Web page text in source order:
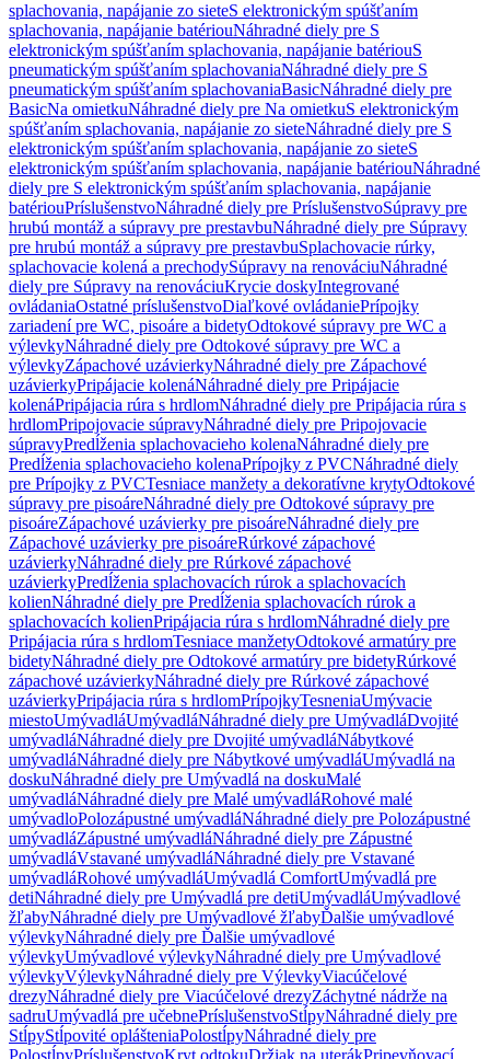
splachovania, napájanie zo sieteS elektronickým spúšťaním
splachovania, napájanie batériouNáhradné diely pre S
elektronickým spúšťaním splachovania, napájanie batériouS
pneumatickým spúšťaním splachovaniaNáhradné diely pre S
pneumatickým spúšťaním splachovaniaBasicNáhradné diely pre
BasicNa omietkuNáhradné diely pre Na omietkuS elektronickým
spúšťaním splachovania, napájanie zo sieteNáhradné diely pre S
elektronickým spúšťaním splachovania, napájanie zo sieteS
elektronickým spúšťaním splachovania, napájanie batériouNáhradné
diely pre S elektronickým spúšťaním splachovania, napájanie
batériouPríslušenstvoNáhradné diely pre PríslušenstvoSúpravy pre
hrubú montáž a súpravy pre prestavbuNáhradné diely pre Súpravy
pre hrubú montáž a súpravy pre prestavbuSplachovacie rúrky,
splachovacie kolená a prechodySúpravy na renováciuNáhradné
diely pre Súpravy na renováciuKrycie doskyIntegrované
ovládaniaOstatné príslušenstvoDiaľkové ovládaniePrípojky
zariadení pre WC, pisoáre a bidetyOdtokové súpravy pre WC a
výlevkyNáhradné diely pre Odtokové súpravy pre WC a
výlevkyZápachové uzávierkyNáhradné diely pre Zápachové
uzávierkyPripájacie kolenáNáhradné diely pre Pripájacie
kolenáPripájacia rúra s hrdlomNáhradné diely pre Pripájacia rúra s
hrdlomPripojovacie súpravyNáhradné diely pre Pripojovacie
súpravyPredĺženia splachovacieho kolenaNáhradné diely pre
Predĺženia splachovacieho kolenaPrípojky z PVCNáhradné diely
pre Prípojky z PVCTesniace manžety a dekoratívne krytyOdtokové
súpravy pre pisoáreNáhradné diely pre Odtokové súpravy pre
pisoáreZápachové uzávierky pre pisoáreNáhradné diely pre
Zápachové uzávierky pre pisoáreRúrkové zápachové
uzávierkyNáhradné diely pre Rúrkové zápachové
uzávierkyPredĺženia splachovacích rúrok a splachovacích
kolienNáhradné diely pre Predĺženia splachovacích rúrok a
splachovacích kolienPripájacia rúra s hrdlomNáhradné diely pre
Pripájacia rúra s hrdlomTesniace manžetyOdtokové armatúry pre
bidetyNáhradné diely pre Odtokové armatúry pre bidetyRúrkové
zápachové uzávierkyNáhradné diely pre Rúrkové zápachové
uzávierkyPripájacia rúra s hrdlomPrípojkyTesneniaUmývacie
miestoUmývadláUmývadláNáhradné diely pre UmývadláDvojité
umývadláNáhradné diely pre Dvojité umývadláNábytkové
umývadláNáhradné diely pre Nábytkové umývadláUmývadlá na
doskuNáhradné diely pre Umývadlá na doskuMalé
umývadláNáhradné diely pre Malé umývadláRohové malé
umývadloPolozápustné umývadláNáhradné diely pre Polozápustné
umývadláZápustné umývadláNáhradné diely pre Zápustné
umývadláVstavané umývadláNáhradné diely pre Vstavané
umývadláRohové umývadláUmývadlá ComfortUmývadlá pre
detiNáhradné diely pre Umývadlá pre detiUmývadláUmývadlové
žľabyNáhradné diely pre Umývadlové žľabyĎalšie umývadlové
výlevkyNáhradné diely pre Ďalšie umývadlové
výlevkyUmývadlové výlevkyNáhradné diely pre Umývadlové
výlevkyVýlevkyNáhradné diely pre VýlevkyViacúčelové
drezyNáhradné diely pre Viacúčelové drezyZáchytné nádrže na
sadruUmývadlá pre učebnePríslušenstvoStĺpyNáhradné diely pre
StĺpyStĺpovité oplášteniaPolostĺpyNáhradné diely pre
PolostĺpyPríslušenstvoKryt odtokuDržiak na uterákPripevňovací